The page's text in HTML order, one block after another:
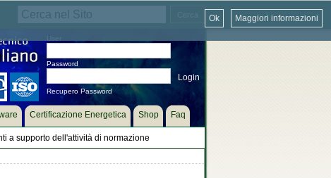
Password
Recupero Password
a supporto dell'attività di normazione
Certificazione Energetica Shop Faq
Maggiori informazioni
Ok